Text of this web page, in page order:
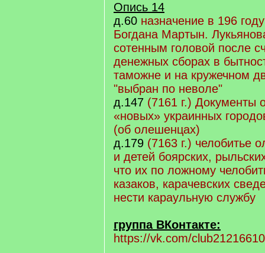
Опись 14
д.60 назначение в 196
Богдана Мартын.
сотенным головой после
денежных сборах в
таможне и на кружечном
"выбран по неволе"
д.147 (7161 г.) Документы
«новых» украинных
(об олешенцах)
д.179 (7163 г.) челобитье
и детей боярских,
что их по ложному
казаков, карачевских
нести караульную службу
группа ВКонтакте:
https://vk.com/